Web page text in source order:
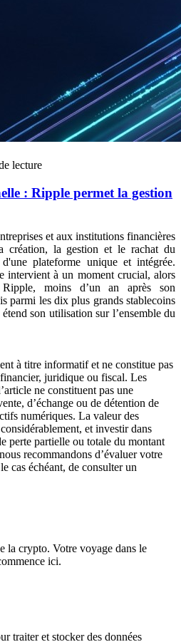
lecture
: Ripple permet la gestion
et aux institutions financières
création, la gestion et le rachat du
plateforme unique et intégrée.
intervient à un moment crucial, alors
moins d’un an après son
parmi les dix plus grands stablecoins
son utilisation sur l’ensemble du
à titre informatif et ne constitue pas
juridique ou fiscal. Les
ne constituent pas une
d’échange ou de détention de
numériques. La valeur des
et investir dans
perte partielle ou totale du montant
recommandons d’évaluer votre
cas échéant, de consulter un
la crypto. Votre voyage dans le
ici.
traiter et stocker des données